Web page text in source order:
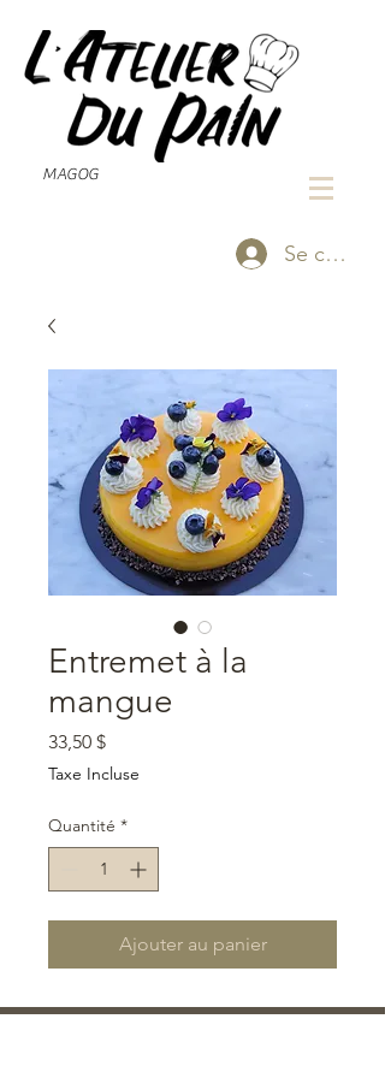
MAGOG
Se
Entremet à la
mangue
33,50 $Prix
Taxe Incluse
Quantité *
Ajouter au panier